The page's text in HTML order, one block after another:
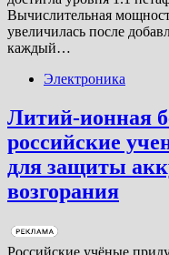
Вычислительная
увеличилась после
каждый…
Электроника
Литий-ионная
российские
для защиты
возгорания
Российские учёные